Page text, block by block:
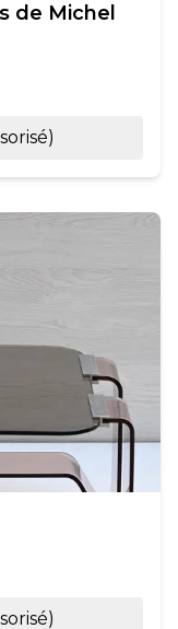
de Michel